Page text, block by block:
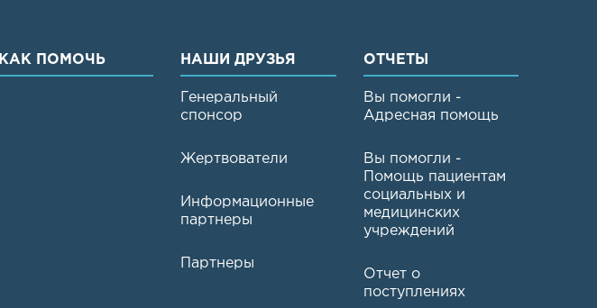
КАК ПОМОЧЬ НАШИ ДРУЗЬЯ
Генеральный
спонсор
Жертвователи
Информационные
партнеры
Партнеры
ОТЧЕТЫ
Вы помогли -
Адресная помощь
Вы помогли -
Помощь пациентам
социальных и
медицинских
учреждений
Отчет о
поступлениях